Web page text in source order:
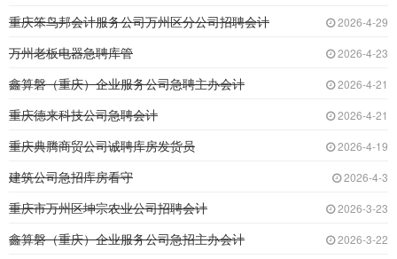
重庆笨鸟邦会计服务公司万州区分公司招聘会计 2026-4-29
万州老板电器急聘库管 2026-4-23
鑫算磐（重庆）企业服务公司急聘主办会计 2026-4-21
重庆德来科技公司急聘会计 2026-4-21
重庆典腾商贸公司诚聘库房发货员 2026-4-19
建筑公司急招库房看守 2026-4-3
重庆市万州区坤宗农业公司招聘会计 2026-3-23
鑫算磐（重庆）企业服务公司急招主办会计 2026-3-22